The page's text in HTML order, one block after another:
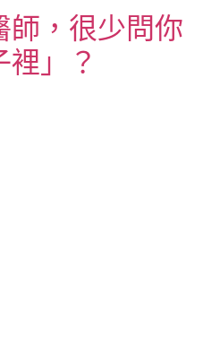
師，很少問你
裡」？